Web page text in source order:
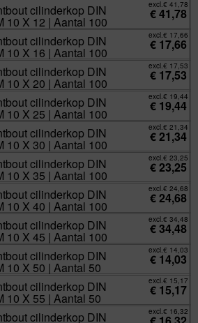
cilinderkop DIN
10 X 12 | Aantal 100
excl.€ 41,78
€41,78
cilinderkop DIN
10 X 16 | Aantal 100
excl.€ 17,66
€ 17,66
cilinderkop DIN
10 X 20 | Aantal 100
excl.€ 17,53
€ 17,53
cilinderkop DIN
10 X 25 | Aantal 100
excl.€ 19,44
€ 19,44
cilinderkop DIN
10 X 30 | Aantal 100
excl.€ 21,34
€21,34
cilinderkop DIN
10 X 35 | Aantal 100
excl.€ 23,25
€23,25
cilinderkop DIN
10 X 40 | Aantal 100
excl.€ 24,68
€24,68
cilinderkop DIN
10 X 45 | Aantal 100
excl.€ 34,48
€34,48
cilinderkop DIN
10 X 50 | Aantal 50
excl.€ 14,03
€ 14,03
cilinderkop DIN
10 X 55 | Aantal 50
excl.€ 15,17
€ 15,17
cilinderkop DIN excl.€ 16,32